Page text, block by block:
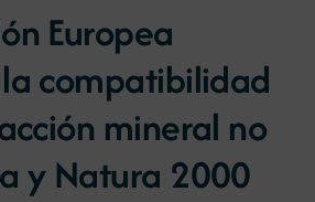
Europea
compatibilidad
mineral no
y Natura 2000